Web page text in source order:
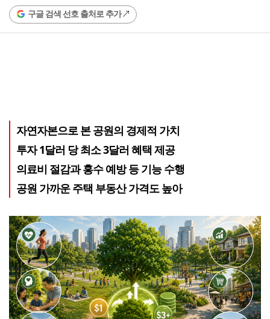
구글 검색 선호 출처로 추가
자연자본으로 본 공원의 경제적 가치
투자 1달러 당 최소 3달러 혜택 제공
의료비 절감과 홍수 예방 등 기능 수행
공원 가까운 주택 부동산 가격도 높아